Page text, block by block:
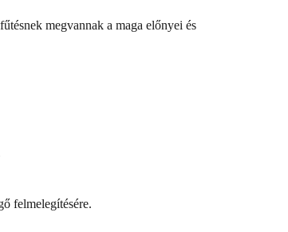
megvannak a maga előnyei és
felmelegítésére.